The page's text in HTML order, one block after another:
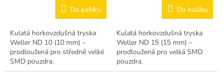
Do košíku
Kulatá horkovzdušná tryska
Weller ND 10 (10 mm) –
prodloužená pro středně velké
SMD pouzdra.
Do košíku
Kulatá horkovzdušná tryska
Weller ND 15 (15 mm) –
prodloužená pro velká SMD
pouzdra.